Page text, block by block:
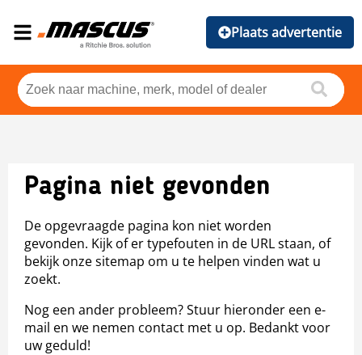
Plaats advertentie
Pagina niet gevonden
De opgevraagde pagina kon niet worden
gevonden. Kijk of er typefouten in de URL staan, of
bekijk onze sitemap om u te helpen vinden wat u
zoekt.
Nog een ander probleem? Stuur hieronder een e-
mail en we nemen contact met u op. Bedankt voor
uw geduld!